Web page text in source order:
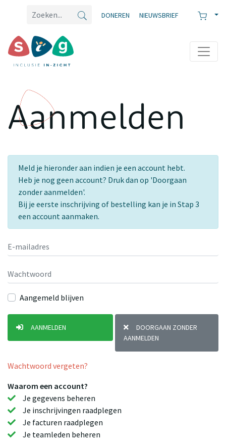
DONEREN NIEUWSBRIEF
Aanmelden
Meld je hieronder aan indien je een account hebt.
Heb je nog geen account? Druk dan op 'Doorgaan
zonder aanmelden'.
Bij je eerste inschrijving of bestelling kan je in Stap 3
een account aanmaken.
Aangemeld blijven
AANMELDEN
DOORGAAN ZONDER
AANMELDEN
Wachtwoord vergeten?
Waarom een account?
Je gegevens beheren
Je inschrijvingen raadplegen
Je facturen raadplegen
Je teamleden beheren